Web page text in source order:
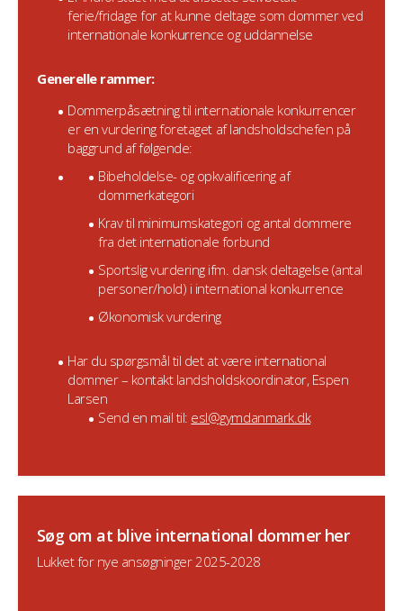
ferie/fridage for at kunne deltage som dommer ved
internationale konkurrence og uddannelse
Generelle rammer:
Dommerpåsætning til internationale konkurrencer
er en vurdering foretaget af landsholdschefen på
baggrund af følgende:
Bibeholdelse- og opkvalificering af
dommerkategori
Krav til minimumskategori og antal dommere
fra det internationale forbund
Sportslig vurdering ifm. dansk deltagelse (antal
personer/hold) i international konkurrence
Økonomisk vurdering
Har du spørgsmål til det at være international
dommer – kontakt landsholdskoordinator, Espen
Larsen
Send en mail til: esl@gymdanmark.dk
Søg om at blive international dommer her
Lukket for nye ansøgninger 2025-2028